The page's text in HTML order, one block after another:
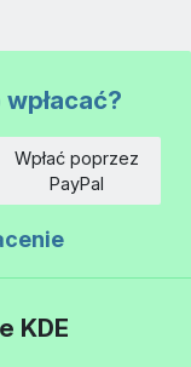
Wpłać poprzez
PayPal
KDE